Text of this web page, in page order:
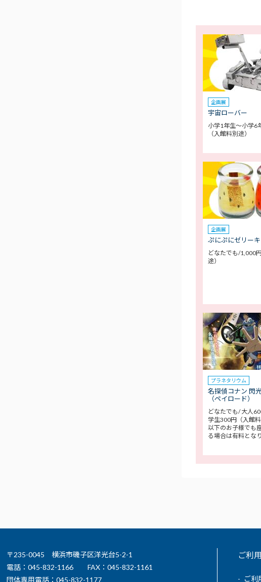
企画展
宇宙ローバー
小学1年生～小学6
（入館料別途）
企画展
ぷにぷにゼリー
どなたでも/1,000
途）
プラネタリウム
名探偵コナン 閃
（ペイロード）
どなたでも/ 大人
学生300円（入館
以下のお子様でも
る場合は有料となり
〒235-0045 横浜市磯子区洋光台5-2-1
電話：045-832-1166
FAX：045-832-1161
団体専用電話：045-832-1177
ご利
ご利